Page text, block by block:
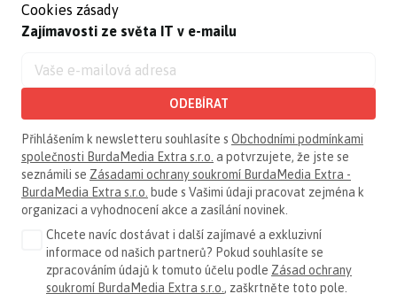
Cookies zásady
Zajímavosti ze světa IT v e-mailu
ODEBÍRAT
Přihlášením k newsletteru souhlasíte s Obchodními podmínkami
společnosti BurdaMedia Extra s.r.o. a potvrzujete, že jste se
seznámili se Zásadami ochrany soukromí BurdaMedia Extra -
BurdaMedia Extra s.r.o. bude s Vašimi údaji pracovat zejména k
organizaci a vyhodnocení akce a zasílání novinek.
Chcete navíc dostávat i další zajímavé a exkluzivní
informace od našich partnerů? Pokud souhlasíte se
zpracováním údajů k tomuto účelu podle Zásad ochrany
soukromí BurdaMedia Extra s.r.o. , zaškrtněte toto pole.